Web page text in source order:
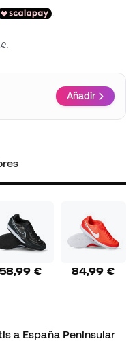
Añadir
58,99 € 84,99 €
a España Peninsular